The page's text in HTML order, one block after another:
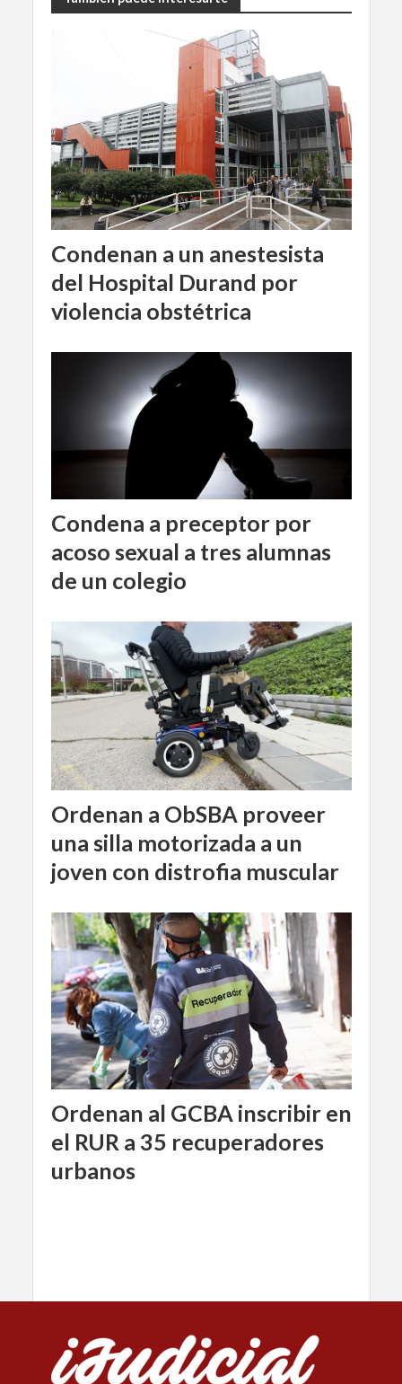
Condenan a un anestesista
del Hospital Durand por
violencia obstétrica
Condena a preceptor por
acoso sexual a tres alumnas
de un colegio
Ordenan a ObSBA proveer
una silla motorizada a un
joven con distrofia muscular
Ordenan al GCBA inscribir en
el RUR a 35 recuperadores
urbanos